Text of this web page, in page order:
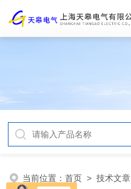
当前位置：首页 >技术文章